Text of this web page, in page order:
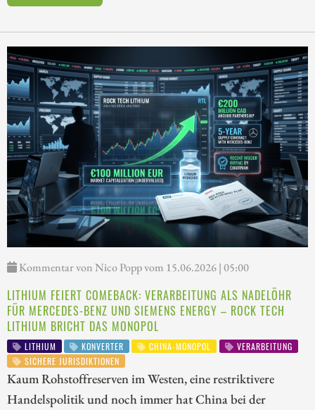
Kommentar von Nico Popp vom 15.06.2026 | 05:00
LITHIUM FEIERT COMEBACK: VERARBEITUNG ALS NADELÖHR
FÜR MERCEDES-BENZ UND SIEMENS ENERGY – ROCK TECH
LITHIUM BRICHT DAS MONOPOL
LITHIUM KONVERTER CHINA-MONOPOL
VERARBEITUNG
SICHERE JURISDIKTIONEN
Kaum Rohstoffreserven im Westen, eine restriktivere
Handelspolitik und noch immer hat China bei der